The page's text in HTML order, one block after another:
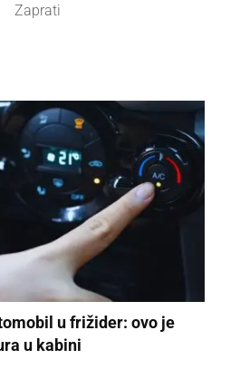
Zaprati
u frižider: ovo je
u kabini